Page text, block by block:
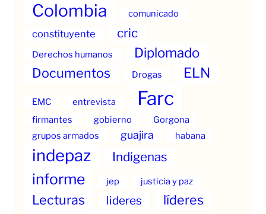
Colombia comunicado
constituyente cric
Derechos humanos Diplomado
Documentos Drogas ELN
EMC entrevista Farc
firmantes gobierno
Gorgona
grupos armados
guajira habana
indepaz Indigenas
informe jep justicia y paz
Lecturas lideres líderes